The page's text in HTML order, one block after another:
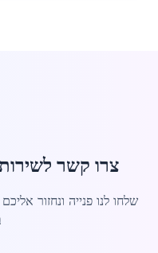
צרו קשר
שלחו לנו פנייה ונחזור